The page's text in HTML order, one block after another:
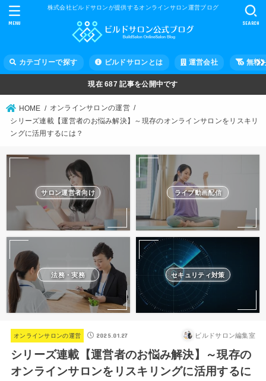
株式会社ビルドサロンが提供するオンラインサロン運営ブログ
カテゴリーで探す ビルドサロンとは 運営会社 無料
SEARCH
MENU
現在687 記事を公開中です
HOME
オンラインサロンの運営
シリーズ連載【運営者のお悩み解決】～現存のオンラインサロンをリスキリ
ングに活用するには？
サロン運営者向け ライブ動画配信
法務・実務 セキュリティ対策
オンラインサロンの運営 2025.01.27 ビルドサロン編集室
シリーズ連載【運営者のお悩み解決】～現存の
オンラインサロンをリスキリングに活用するに